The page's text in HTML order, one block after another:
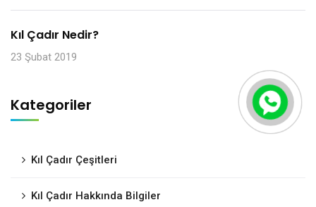
Kıl Çadır Nedir?
23 Şubat 2019
Kategoriler
Kıl Çadır Çeşitleri
Kıl Çadır Hakkında Bilgiler